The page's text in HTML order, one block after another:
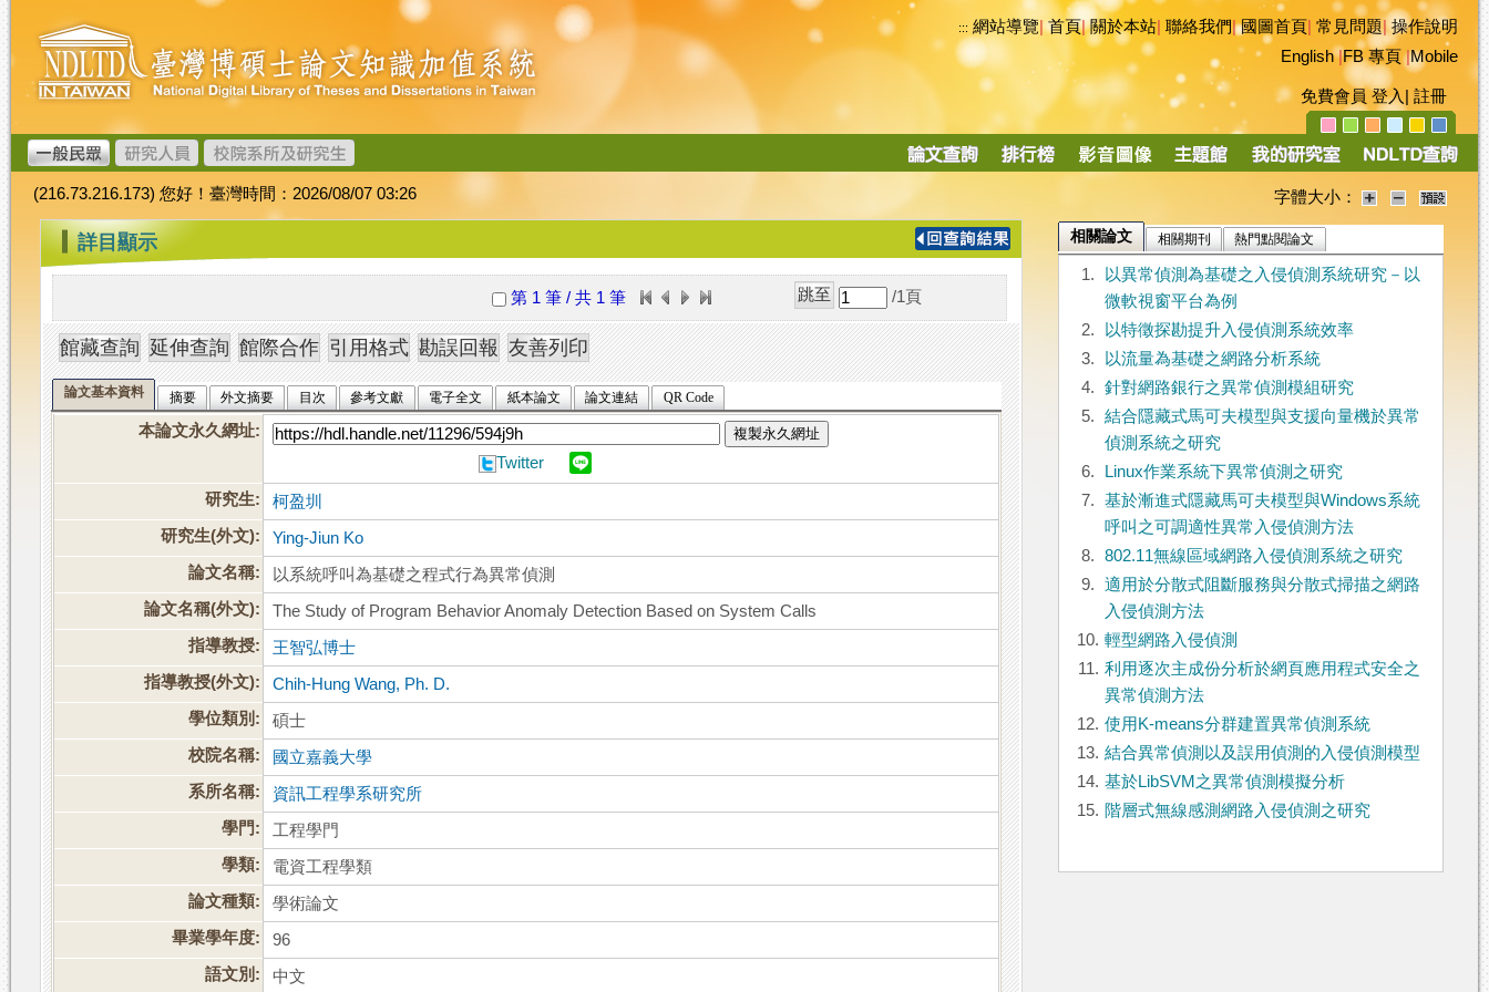
跳
到
主
要
內
容
臺
灣
博
碩
士
論
文
加
值
系
統
::: 網站導覽|首頁|關於本站 聯絡我們|國圖首頁 常見問題|操作說明
English|FB 專頁|Mobile
免費會員 登入 註冊
導
(216.73.216.173) 您好！臺灣時間：2026/08/07 03:26 字體大小：
::: 詳目顯示
第 1 筆 / 共 1 筆 /1 頁
論文基本資料 摘要 外文摘要 目次 參考文獻 電子全文 紙本論文 論文連結 QR Code
本論文永久網址: 複製永久網址
Twitter
研究生:
柯盈圳
研究生(外文):
Ying-Jiun Ko
論文名稱:
以系統呼叫為基礎之程式行為異常偵測
論文名稱(外文):
The Study of Program Behavior Anomaly Detection Based on System Calls
指導教授:
王智弘博士
指導教授(外文):
Chih-Hung Wang, Ph. D.
學位類別:
碩士
校院名稱:
國立嘉義大學
系所名稱:
資訊工程學系研究所
學門:
工程學門
學類:
電資工程學類
論文種類:
學術論文
畢業學年度:
96
語文別:
中文
相關論文 相關期刊 熱門點閱論文
1.
以異常偵測為基礎之入侵偵測系統研究－以
微軟視窗平台為例
2.
以特徵探勘提升入侵偵測系統效率
3.
以流量為基礎之網路分析系統
4.
針對網路銀行之異常偵測模組研究
5.
結合隱藏式馬可夫模型與支援向量機於異常
偵測系統之研究
6.
Linux作業系統下異常偵測之研究
7.
基於漸進式隱藏馬可夫模型與Windows系統
呼叫之可調適性異常入侵偵測方法
8.
802.11無線區域網路入侵偵測系統之研究
9.
適用於分散式阻斷服務與分散式掃描之網路
入侵偵測方法
10. 輕型網路入侵偵測
11. 利用逐次主成份分析於網頁應用程式安全之
異常偵測方法
12. 使用K-means分群建置異常偵測系統
13. 結合異常偵測以及誤用偵測的入侵偵測模型
14. 基於LibSVM之異常偵測模擬分析
15. 階層式無線感測網路入侵偵測之研究